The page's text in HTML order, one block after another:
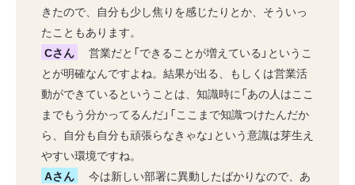
きたので、自分も少し焦りを感じたりとか、そういっ
たこともあります。
Cさん
営業だと「できることが増えている」というこ
とが明確なんですよね。結果が出る、もしくは営業活
動ができているということは、知識時に「あの人はここ
までもう分かってるんだ」「ここまで知識つけたんだか
ら、自分も自分も頑張らなきゃな」という意識は芽生え
やすい環境ですね。
Aさん
今は新しい部署に異動したばかりなので、あ